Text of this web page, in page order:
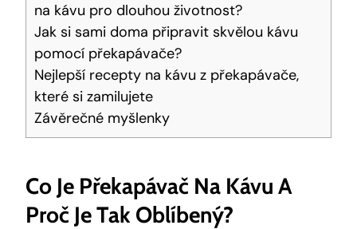
na kávu pro dlouhou životnost?
Jak si sami doma připravit skvělou kávu
pomocí překapávače?
Nejlepší recepty na kávu z překapávače,
které si zamilujete
Závěrečné myšlenky
Co Je Překapávač Na Kávu A
Proč Je Tak Oblíbený?